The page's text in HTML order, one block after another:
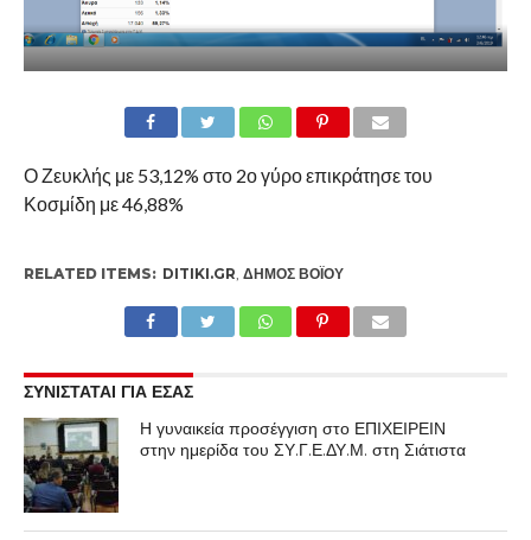
Ο Ζευκλής με 53,12% στο 2ο γύρο επικράτησε του
Κοσμίδη με 46,88%
RELATED ITEMS: DITIKI.GR ΔΉΜΟΣ ΒΟΪ́ΟΥ
ΣΥΝΙΣΤΑΤΑΙ ΓΙΑ ΕΣΑΣ
Η γυναικεία προσέγγιση στο ΕΠΙΧΕΙΡΕΙΝ
στην ημερίδα του ΣΥ.Γ.Ε.ΔΥ.Μ. στη Σιάτιστα